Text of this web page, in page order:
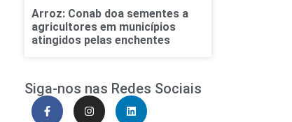
Arroz: Conab doa sementes a
agricultores em municípios
atingidos pelas enchentes
Siga-nos nas Redes Sociais